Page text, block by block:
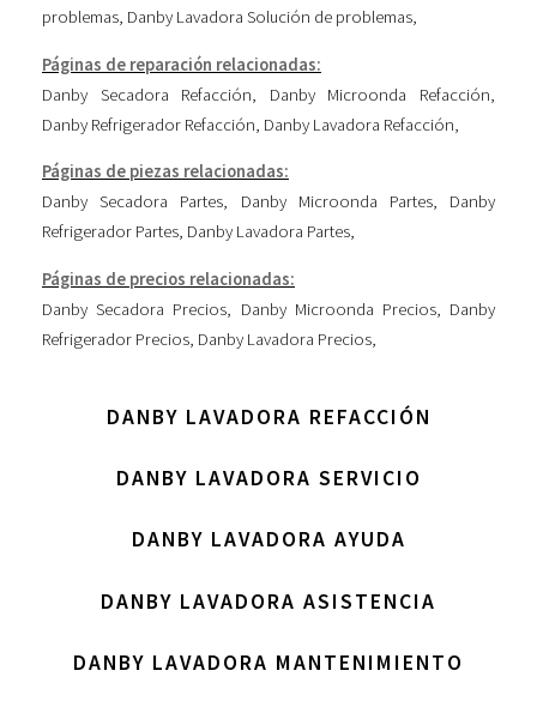
problemas, Danby Lavadora Solución de problemas,
Páginas de reparación relacionadas:
Danby Secadora Refacción, Danby Microonda Refacción,
Danby Refrigerador Refacción, Danby Lavadora Refacción,
Páginas de piezas relacionadas:
Danby Secadora Partes, Danby Microonda Partes, Danby
Refrigerador Partes, Danby Lavadora Partes,
Páginas de precios relacionadas:
Danby Secadora Precios, Danby Microonda Precios, Danby
Refrigerador Precios, Danby Lavadora Precios,
DANBY LAVADORA REFACCIÓN
DANBY LAVADORA SERVICIO
DANBY LAVADORA AYUDA
DANBY LAVADORA ASISTENCIA
DANBY LAVADORA MANTENIMIENTO